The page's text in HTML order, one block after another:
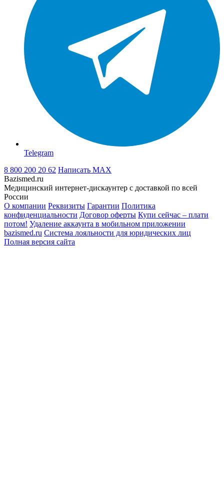
Telegram
8 800 200 20 62 Написать MAX
Bazismed.ru
Медицинский интернет-дискаунтер с доставкой по всей
России
О компании Реквизиты Гарантии Политика
конфиденциальности Договор оферты Купи сейчас – плати
потом! Удаление аккаунта в мобильном приложении
bazismed.ru Система лояльности для юридических лиц
Полная версия сайта